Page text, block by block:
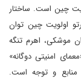
چین است. ساختار
اولویت چین توان
موشکی، اهرم تنگه
امنیتی دوگانه»
و توجه است.